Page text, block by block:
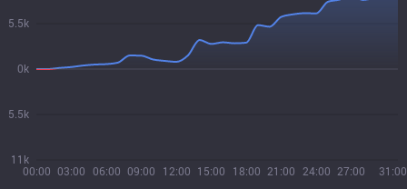
00:00 03:00 06:00 09:00 12:00 15:00 18:00 21:00 24:00 27:00 31:00
11k
5.5k
0k
5.5k